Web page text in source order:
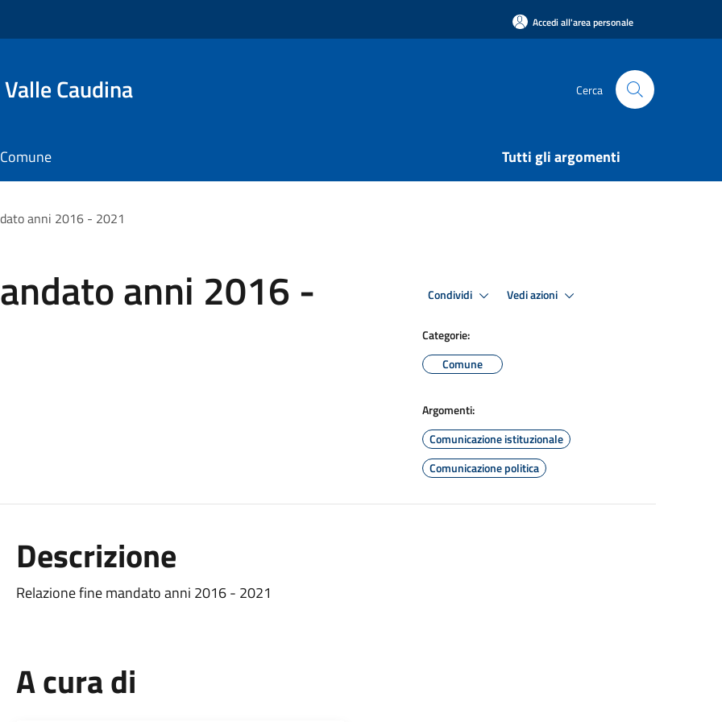
Accedi all'area personale
Caudina Cerca
Tutti gli argomenti
anni 2016 - 2021
anni 2016 - Condividi Vedi azioni
Categorie:
Comune
Argomenti:
Comunicazione istituzionale
Comunicazione politica
Descrizione
Relazione fine mandato anni 2016 - 2021
A cura di